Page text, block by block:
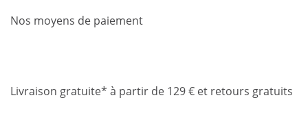
Nos moyens de paiement
Livraison gratuite* à partir de 129 € et retours gratuits